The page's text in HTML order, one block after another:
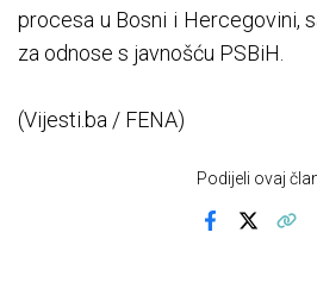
procesa u Bosni i Hercegovini,
za odnose s javnošću PSBiH.
(Vijesti.ba / FENA)
Podijeli ovaj